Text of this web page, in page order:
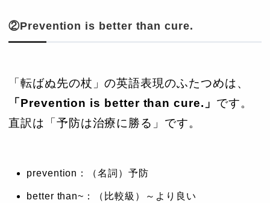
②Prevention is better than cure.
「転ばぬ先の杖」の英語表現のふたつめは、
「Prevention is better than cure.」 です。
直訳は「予防は治療に勝る」です。
prevention：（名詞）予防
better than~：（比較級）～より良い